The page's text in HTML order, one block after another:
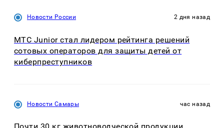
Новости России 2 дня назад
МТС Junior стал лидером рейтинга решений
сотовых операторов для защиты детей от
киберпреступников
Новости Самары час назад